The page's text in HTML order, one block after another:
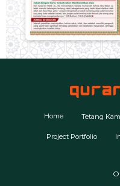
Home Tetang
Project Portfolio